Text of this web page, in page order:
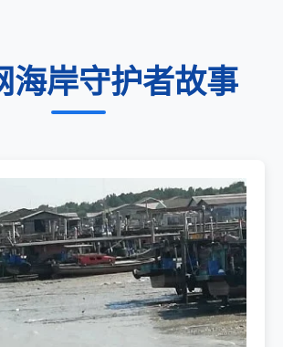
海岸守护者故事